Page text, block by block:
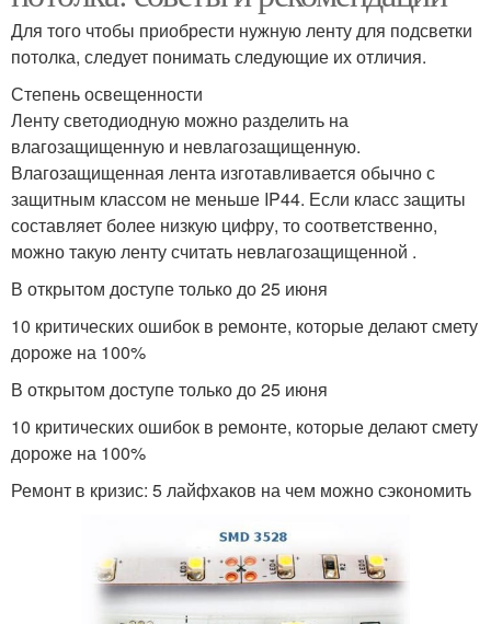
Для того чтобы приобрести нужную ленту для подсветки
потолка, следует понимать следующие их отличия.
Степень освещенности
Ленту светодиодную можно разделить на
влагозащищенную и невлагозащищенную.
Влагозащищенная лента изготавливается обычно с
защитным классом не меньше IP44. Если класс защиты
составляет более низкую цифру, то соответственно,
можно такую ленту считать невлагозащищенной .
В открытом доступе только до 25 июня
10 критических ошибок в ремонте, которые делают смету
дороже на 100%
В открытом доступе только до 25 июня
10 критических ошибок в ремонте, которые делают смету
дороже на 100%
Ремонт в кризис: 5 лайфхаков на чем можно сэкономить